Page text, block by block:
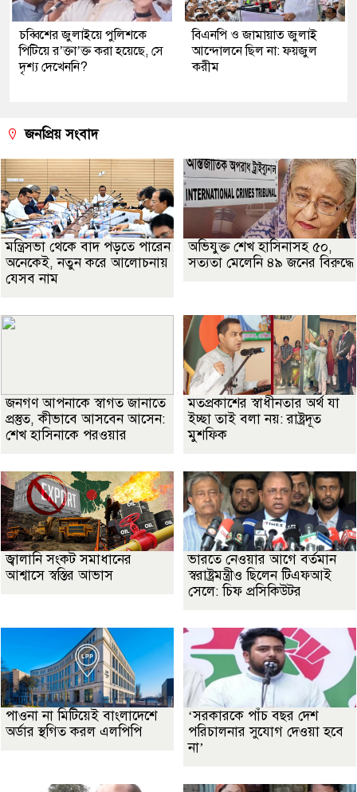
চব্বিশের জুলাইয়ে পুলিশকে
পিটিয়ে র’ক্তা’ক্ত করা হয়েছে, সে
দৃশ্য দেখেননি?
বিএনপি ও জামায়াত জুলাই
আন্দোলনে ছিল না: ফয়জুল
করীম
জনপ্রিয় সংবাদ
মন্ত্রিসভা থেকে বাদ পড়তে পারেন
অনেকেই, নতুন করে আলোচনায়
যেসব নাম
অভিযুক্ত শেখ হাসিনাসহ ৫০,
সত্যতা মেলেনি ৪৯ জনের বিরুদ্ধে
জনগণ আপনাকে স্বাগত জানাতে
প্রস্তুত, কীভাবে আসবেন আসেন:
শেখ হাসিনাকে পরওয়ার
মতপ্রকাশের স্বাধীনতার অর্থ যা
ইচ্ছা তাই বলা নয়: রাষ্ট্রদূত
মুশফিক
জ্বালানি সংকট সমাধানের
আশ্বাসে স্বস্তির আভাস
ভারতে নেওয়ার আগে বর্তমান
স্বরাষ্ট্রমন্ত্রীও ছিলেন টিএফআই
সেলে: চিফ প্রসিকিউটর
পাওনা না মিটিয়েই বাংলাদেশে
অর্ডার স্থগিত করল এলপিপি
‘সরকারকে পাঁচ বছর দেশ
পরিচালনার সুযোগ দেওয়া হবে
না’